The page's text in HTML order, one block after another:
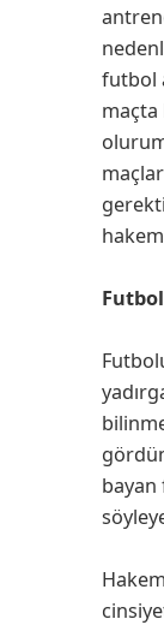
futbol
maçta